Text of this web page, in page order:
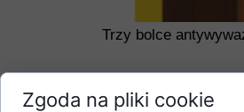
Trzy bolce
Zgoda na pliki cookie